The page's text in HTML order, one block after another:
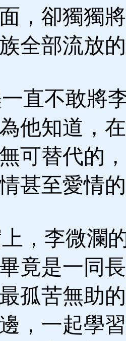
，卻獨獨
全部流放
直不敢將
他知道，
可替代的
甚至愛情
，李微瀾
竟是一同
孤苦無助
，一起學